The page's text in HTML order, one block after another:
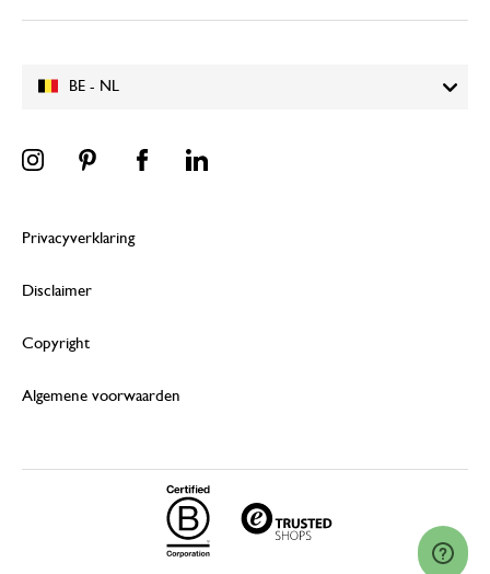
BE - NL
Privacyverklaring
Disclaimer
Copyright
Algemene voorwaarden